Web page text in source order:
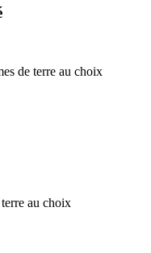
de terre au choix
au choix